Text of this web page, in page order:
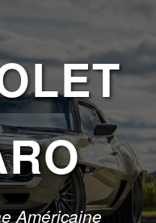
Américaine